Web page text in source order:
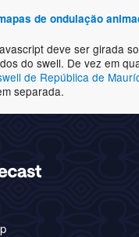
de ondulação
deve ser girada
do swell. De vez em
de República de
separada.